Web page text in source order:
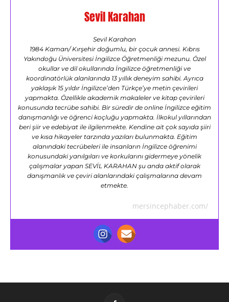
Sevil Karahan
Sevil Karahan
1984 Kaman/ Kırşehir doğumlu, bir çocuk annesi. Kıbrıs
Yakındoğu Üniversitesi İngilizce Öğretmenliği mezunu. Özel
okullar ve dil okullarında İngilizce öğretmenliği ve
koordinatörlük alanlarında 13 yıllık deneyim sahibi. Ayrıca
yaklaşık 15 yıldır İngilizce’den Türkçe’ye metin çevirileri
yapmakta. Özellikle akademik makaleler ve kitap çevirileri
konusunda tecrübe sahibi. Bir süredir de online İngilizce eğitim
danışmanlığı ve öğrenci koçluğu yapmakta. İlkokul yıllarından
beri şiir ve edebiyat ile ilgilenmekte. Kendine ait çok sayıda şiiri
ve kısa hikayeler tarzında yazıları bulunmakta. Eğitim
alanındaki tecrübeleri ile insanların İngilizce öğrenimi
konusundaki yanılgıları ve korkularını gidermeye yönelik
çalışmalar yapan SEVİL KARAHAN şu anda aktif olarak
danışmanlık ve çeviri alanlarındaki çalışmalarına devam
etmekte.
mersincephaber.com/